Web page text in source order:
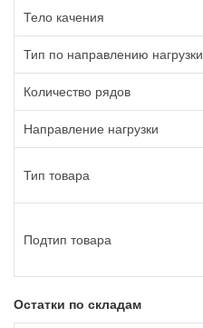
Тело качения
Тип по направлению нагрузки
Количество рядов
Направление нагрузки
Тип товара
Подтип товара
Остатки по складам